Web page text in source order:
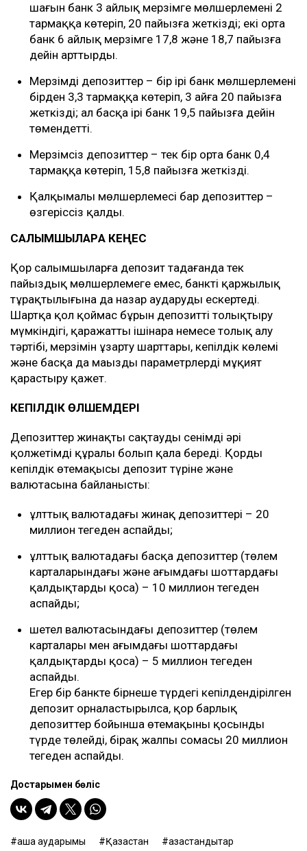
шағын банк 3 айлық мерзімге мөлшерлемені 2
тармаққа көтеріп, 20 пайызға жеткізді; екі орта
банк 6 айлық мерзімге 17,8 және 18,7 пайызға
дейін арттырды.
Мерзімді депозиттер – бір ірі банк мөлшерлемені
бірден 3,3 тармаққа көтеріп, 3 айға 20 пайызға
жеткізді; ал басқа ірі банк 19,5 пайызға дейін
төмендетті.
Мерзімсіз депозиттер – тек бір орта банк 0,4
тармаққа көтеріп, 15,8 пайызға жеткізді.
Қалқымалы мөлшерлемесі бар депозиттер –
өзгеріссіз қалды.
САЛЫМШЫЛАРҒА КЕҢЕС
Қор салымшыларға депозит таңдағанда тек
пайыздық мөлшерлемеге емес, банктің қаржылық
тұрақтылығына да назар аударуды ескертеді.
Шартқа қол қоймас бұрын депозитті толықтыру
мүмкіндігі, қаражатты ішінара немесе толық алу
тәртібі, мерзімін ұзарту шарттары, кепілдік көлемі
және басқа да маңызды параметрлерді мұқият
қарастыру қажет.
КЕПІЛДІК ӨЛШЕМДЕРІ
Депозиттер жинақты сақтаудың сенімді әрі
қолжетімді құралы болып қала береді. Қордың
кепілдік өтемақысы депозит түріне және
валютасына байланысты:
ұлттық валютадағы жинақ депозиттері – 20
миллион теңгеден аспайды;
ұлттық валютадағы басқа депозиттер (төлем
карталарындағы және ағымдағы шоттардағы
қалдықтарды қоса) – 10 миллион теңгеден
аспайды;
шетел валютасындағы депозиттер (төлем
карталары мен ағымдағы шоттардағы
қалдықтарды қоса) – 5 миллион теңгеден
аспайды.
Егер бір банкте бірнеше түрдегі кепілдендірілген
депозит орналастырылса, қор барлық
депозиттер бойынша өтемақыны қосынды
түрде төлейді, бірақ жалпы сомасы 20 миллион
теңгеден аспайды.
Достарыңмен бөліс
ақша аударымы Қазақстан қазақстандықтар